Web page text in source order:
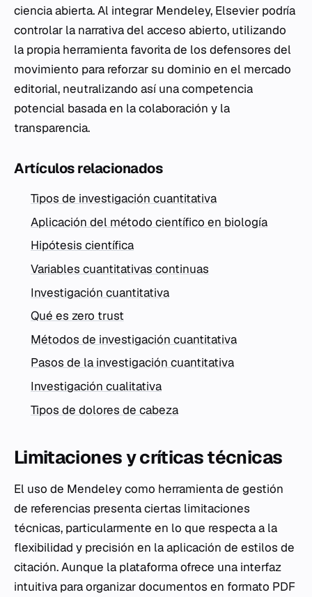
ciencia abierta. Al integrar Mendeley, Elsevier podría
controlar la narrativa del acceso abierto, utilizando
la propia herramienta favorita de los defensores del
movimiento para reforzar su dominio en el mercado
editorial, neutralizando así una competencia
potencial basada en la colaboración y la
transparencia.
Artículos relacionados
Tipos de investigación cuantitativa
Aplicación del método científico en biología
Hipótesis científica
Variables cuantitativas continuas
Investigación cuantitativa
Qué es zero trust
Métodos de investigación cuantitativa
Pasos de la investigación cuantitativa
Investigación cualitativa
Tipos de dolores de cabeza
Limitaciones y críticas técnicas
El uso de Mendeley como herramienta de gestión
de referencias presenta ciertas limitaciones
técnicas, particularmente en lo que respecta a la
flexibilidad y precisión en la aplicación de estilos de
citación. Aunque la plataforma ofrece una interfaz
intuitiva para organizar documentos en formato PDF